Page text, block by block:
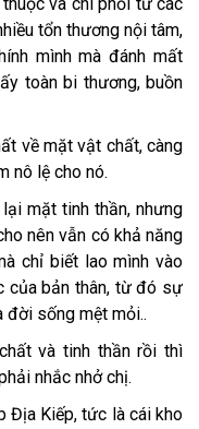
tổn thương nội tâm,
mình mà đánh mất
toàn bi thương, buồn
về mặt vật chất, càng
nô lệ cho nó.
mặt tinh thần, nhưng
nên vẫn có khả năng
chỉ biết lao mình vào
của bản thân, từ đó sự
đời sống mệt mỏi..
và tinh thần rồi thì
nhắc nhở chị.
Địa Kiếp, tức là cái kho